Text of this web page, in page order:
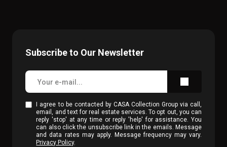
Subscribe to Our Newsletter
I agree to be contacted by CASA Collection Group via call,
email, and text for real estate services. To opt out, you can
reply 'stop' at any time or reply 'help' for assistance. You
can also click the unsubscribe link in the emails. Message
and data rates may apply. Message frequency may vary.
Privacy Policy.